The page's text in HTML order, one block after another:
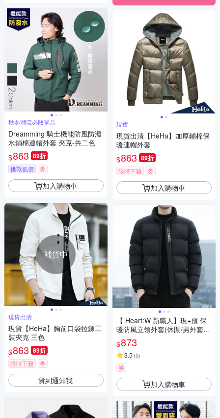
秋冬潮流必敗單品
Dreamming 騎士機能防風防潑
水鋪棉連帽外套 夾克-共二色
$863 89折
挑戰低價 券
加入購物車
補貨中
現貨出清
現貨【HeHa】胸前口袋拉鍊工
裝夾克 三色
$863 89折
限時下殺 券
貨到通知我
現貨
現貨出清【HeHa】加厚鋪棉保
暖連帽外套
$863 89折
限時下殺 券
加入購物車
【 Heart:W 新職人】現+預 保
暖防風立領外套(休閒/男外套/
防風外套)
$873
3.5 (5)
券
加入購物車